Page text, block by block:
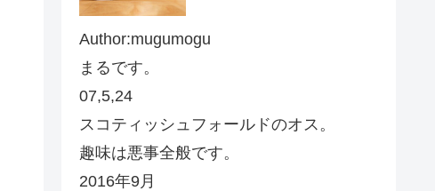
Author:mugumogu
まるです。
07,5,24
スコティッシュフォールドのオス。
趣味は悪事全般です。
2016年9月